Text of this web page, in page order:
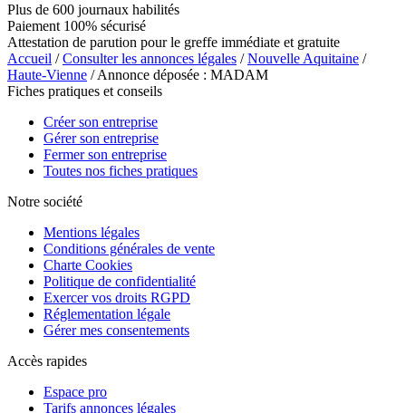
Plus de 600 journaux habilités
Paiement 100% sécurisé
Attestation de parution pour le greffe immédiate et gratuite
Accueil /Consulter les annonces légales /Nouvelle Aquitaine /
Haute-Vienne / Annonce déposée : MADAM
Fiches pratiques et conseils
Créer son entreprise
Gérer son entreprise
Fermer son entreprise
Toutes nos fiches pratiques
Notre société
Mentions légales
Conditions générales de vente
Charte Cookies
Politique de confidentialité
Exercer vos droits RGPD
Réglementation légale
Gérer mes consentements
Accès rapides
Espace pro
Tarifs annonces légales